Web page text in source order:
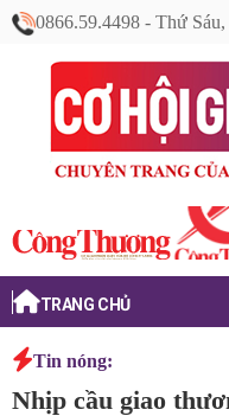
0866.59.4498 - Thứ
TRANG CHỦ
Tin nóng:
Nhịp cầu giao